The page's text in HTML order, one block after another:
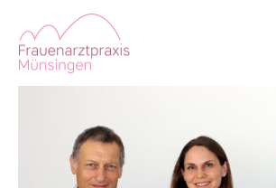
Inhalt
springen